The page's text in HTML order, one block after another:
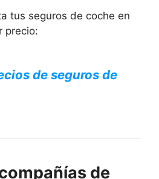
tus seguros de coche en
precio:
de seguros de
de